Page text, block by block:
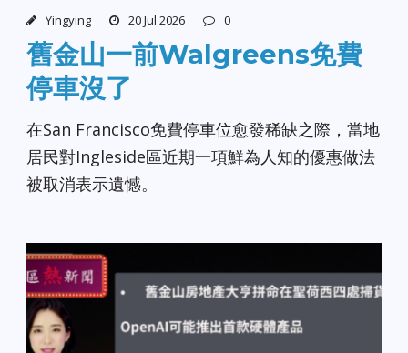
Yingying 20 Jul 2026 0
舊金山一前Walgreens免費
停車沒了
在San Francisco免費停車位愈發稀缺之際，當地
居民對Ingleside區近期一項鮮為人知的優惠做法
被取消表示遺憾。